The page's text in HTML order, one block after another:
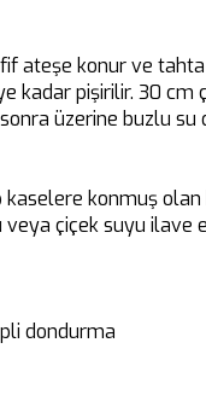
ateşe konur ve tahta
kadar pişirilir. 30 cm
üzerine buzlu su
kaselere konmuş olan
çiçek suyu ilave
dondurma